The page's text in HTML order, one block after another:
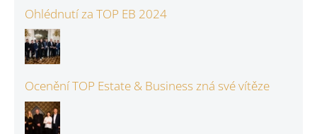
Ohlédnutí za TOP EB 2024
Ocenění TOP Estate & Business zná své vítěze